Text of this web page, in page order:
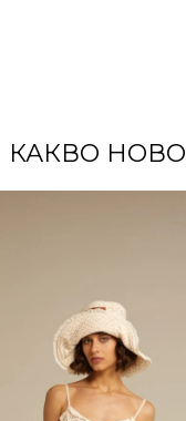
КАКВО НОВО